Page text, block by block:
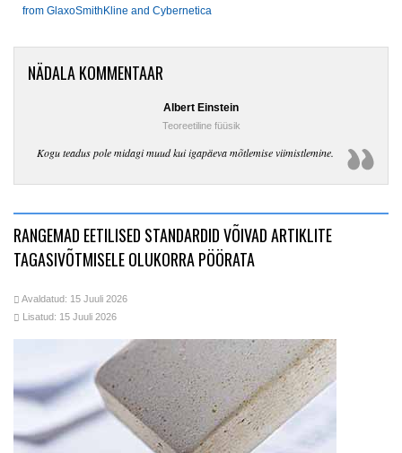
from GlaxoSmithKline and Cybernetica
NÄDALA KOMMENTAAR
Albert Einstein
Teoreetiline füüsik
Kogu teadus pole midagi muud kui igapäeva mõtlemise viimistlemine.
RANGEMAD EETILISED STANDARDID VÕIVAD ARTIKLITE
TAGASIVÕTMISELE OLUKORRA PÖÖRATA
Avaldatud: 15 Juuli 2026
Lisatud: 15 Juuli 2026